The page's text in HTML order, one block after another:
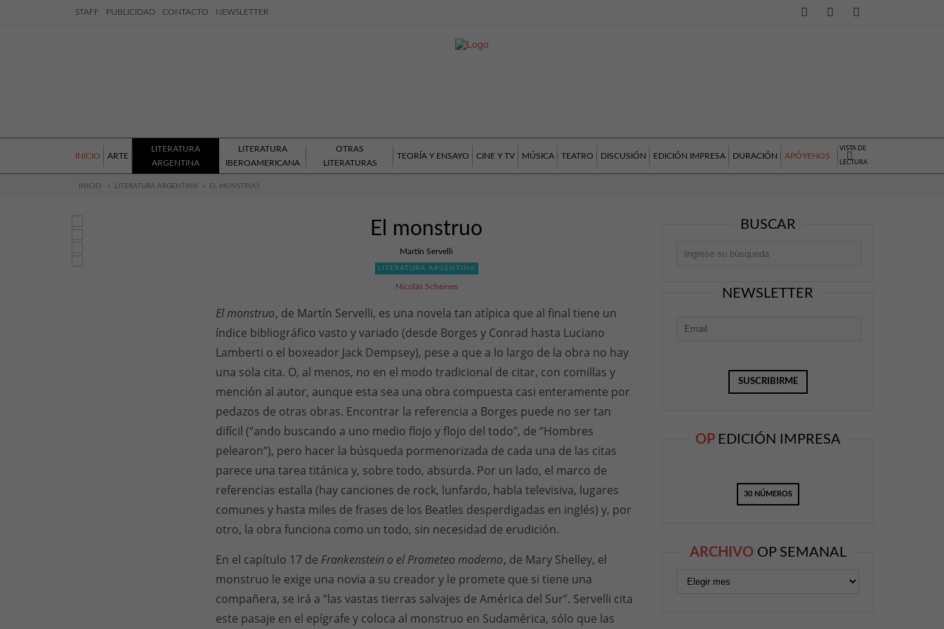
STAFF PUBLICIDAD CONTACTO NEWSLETTER
INICIO ARTE
LITERATURA
ARGENTINA
LITERATURA
IBEROAMERICANA
OTRAS
LITERATURAS
TEORÍA Y ENSAYO CINE Y TV MÚSICA TEATRO DISCUSIÓN EDICIÓN IMPRESA DURACIÓN APÓYENOS
VISTA DE
LECTURA
INICIO » LITERATURA ARGENTINA » EL MONSTRUO
El monstruo
Martín Servelli
LITERATURA ARGENTINA
Nicolás Scheines
El monstruo, de Martín Servelli, es una novela tan atípica que al final tiene un
índice bibliográfico vasto y variado (desde Borges y Conrad hasta Luciano
Lamberti o el boxeador Jack Dempsey), pese a que a lo largo de la obra no hay
una sola cita. O, al menos, no en el modo tradicional de citar, con comillas y
mención al autor, aunque esta sea una obra compuesta casi enteramente por
pedazos de otras obras. Encontrar la referencia a Borges puede no ser tan
difícil (“ando buscando a uno medio flojo y flojo del todo”, de “Hombres
pelearon”), pero hacer la búsqueda pormenorizada de cada una de las citas
parece una tarea titánica y, sobre todo, absurda. Por un lado, el marco de
referencias estalla (hay canciones de rock, lunfardo, habla televisiva, lugares
comunes y hasta miles de frases de los Beatles desperdigadas en inglés) y, por
otro, la obra funciona como un todo, sin necesidad de erudición.
En el capítulo 17 de Frankenstein o el Prometeo moderno, de Mary Shelley, el
monstruo le exige una novia a su creador y le promete que si tiene una
compañera, se irá a “las vastas tierras salvajes de América del Sur”. Servelli cita
este pasaje en el epígrafe y coloca al monstruo en Sudamérica, sólo que las
BUSCAR
NEWSLETTER
OP EDICIÓN IMPRESA
30 NÚMEROS
ARCHIVO OP SEMANAL